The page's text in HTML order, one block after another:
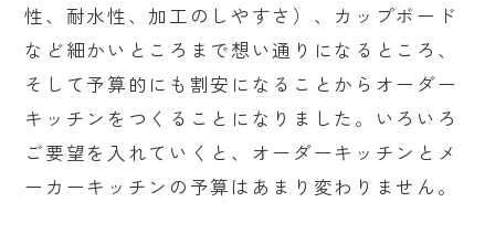
性、耐水性、加工のしやすさ）、カップボード
など細かいところまで想い通りになるところ、
そして予算的にも割安になることからオーダー
キッチンをつくることになりました。いろいろ
ご要望を入れていくと、オーダーキッチンとメ
ーカーキッチンの予算はあまり変わりません。